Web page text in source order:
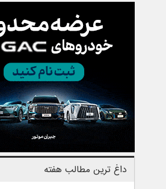
داغ ترین مطالب هفته